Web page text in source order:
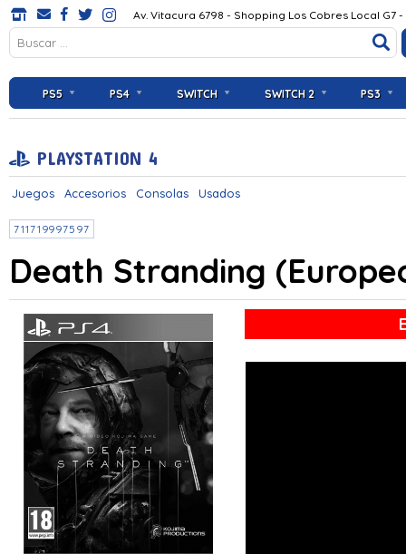
Av. Vitacura 6798 - Shopping Los Cobres Local G7
PS5 PS4 SWITCH SWITCH 2 PS3
PLAYSTATION 4
Juegos Accesorios Consolas Usados
711719997597
Death Stranding